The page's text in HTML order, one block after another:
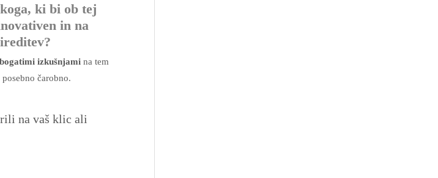
ki bi ob tej
in na
izkušnjami na tem
čarobno.
na vaš klic ali